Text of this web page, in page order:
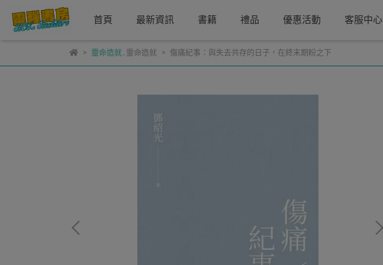
首頁 最新資訊 書籍 禮品 優惠活動 客服中心
靈命造就, 靈命造就 傷痛紀事：與失去共存的日子，在終末期盼之下